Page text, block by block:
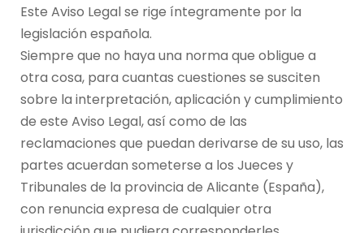
Este Aviso Legal se rige íntegramente por la
legislación española.
Siempre que no haya una norma que obligue a
otra cosa, para cuantas cuestiones se susciten
sobre la interpretación, aplicación y cumplimiento
de este Aviso Legal, así como de las
reclamaciones que puedan derivarse de su uso, las
partes acuerdan someterse a los Jueces y
Tribunales de la provincia de Alicante (España),
con renuncia expresa de cualquier otra